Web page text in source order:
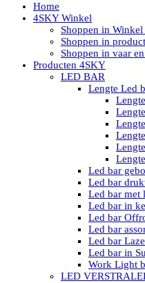
Home
4SKY Winkel
Shoppen in
Shoppen in
Shoppen in vaar
Producten 4SKY
LED BAR
Lengte Led
Led bar
Led bar
Led bar met
Led bar in
Led bar
Led bar
Led bar
Led bar in
Work Light
LED